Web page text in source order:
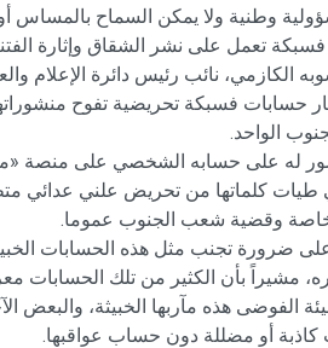
وطنية ولا يمكن السماح بالمساس
تعمل على نشر الشقاق وإثارة
الكازمي، نائب رئيس دائرة الإعلام
حسابات فسبكة تحريضية تفوح
الواحد.
له على حسابه الشخصي على منصة
طيات كلماتها من تحريض علني عدائي
خاصة وقضية شعب الجنوب عموما.
ضرورة تجنب مثل هذه الحسابات
مشيراً بأن الكثير من تلك الحسابات
الفوضى هذه مآربها الخبيثة، والبعض
أو مضللة دون حساب عواقبها.